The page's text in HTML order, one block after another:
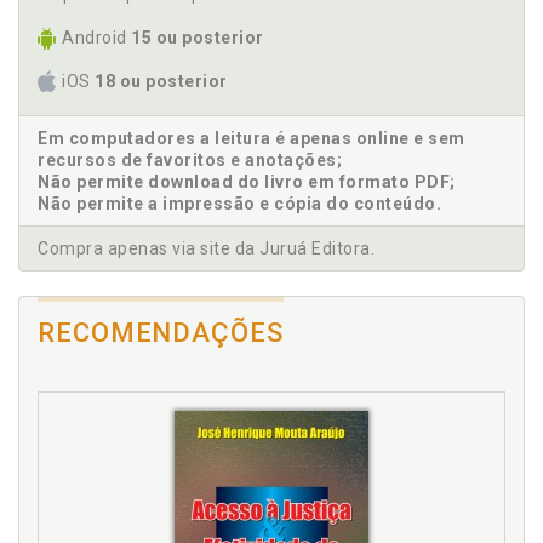
antecipação da tutela, p. 112
Apresentação da Justiça Federal, p. 14
especial e o cancela-mento da Súmula 32 da TNU, p.
148
Atividade rural. Início de prova material em atividade
rural, p. 134
Atos e prazos processuais, p. 104
Audiência de instrução e julgamento, p. 153
Autocomposição. Juizados Especiais. Princípios
B
decisão judicial posteriormente reformada, p. 119
Carta precatória e rogatória, p. 123
Casos práticos: principais matérias discutidas nos
Android 15 ou posterior
iOS 18 ou posterior
Em computadores a leitura é apenas online e sem
recursos de favoritos e anotações;
Não permite download do livro em formato PDF;
Não permite a impressão e cópia do conteúdo.
Compra apenas via site da Juruá Editora.
RECOMENDAÇÕES